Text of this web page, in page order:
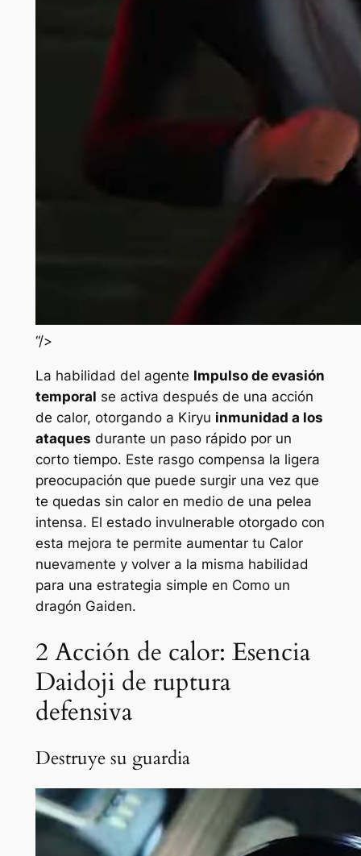
“/>
La habilidad del agente Impulso de evasión
temporal se activa después de una acción
de calor, otorgando a Kiryu inmunidad a los
ataques durante un paso rápido por un
corto tiempo. Este rasgo compensa la ligera
preocupación que puede surgir una vez que
te quedas sin calor en medio de una pelea
intensa. El estado invulnerable otorgado con
esta mejora te permite aumentar tu Calor
nuevamente y volver a la misma habilidad
para una estrategia simple en Como un
dragón Gaiden.
2 Acción de calor: Esencia
Daidoji de ruptura
defensiva
Destruye su guardia